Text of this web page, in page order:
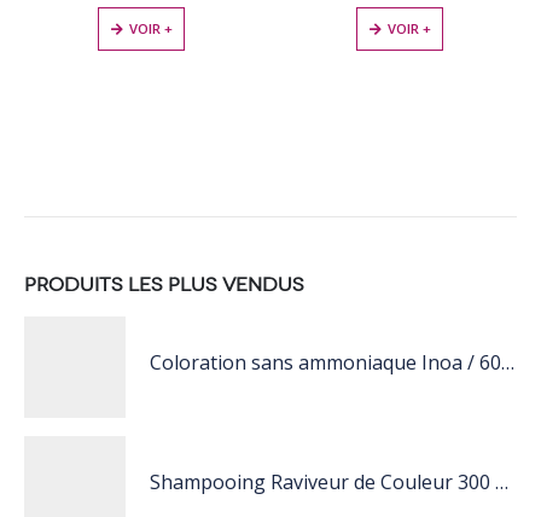
VOIR + VOIR +
PRODUITS LES PLUS VENDUS
Coloration sans ammoniaque Inoa / 60ML
Shampooing Raviveur de Couleur 300 ml Rose de Schwarzkopf Professional